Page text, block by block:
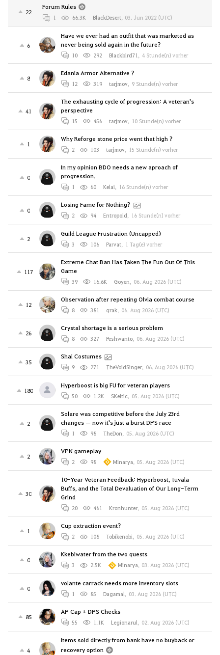
22
Forum Rules
1 66.3K BlackDesert, 03. Jun 2022 (UTC)
6
Have we ever had an outfit that was marketed as
never being sold again in the future?
10 292 Blackbird71 , 4 Stunde(n) vorher
8
Edania Armor Alternative ?
12 319 tarjmov, 9 Stunde(n) vorher
41
The exhausting cycle of progression: A veteran's
perspective
15 456 tarjmov, 10 Stunde(n) vorher
1
Why Reforge stone price went that high ?
2 103 tarjmov, 15 Stunde(n) vorher
0
In my opinion BDO needs a new aproach of
progression.
1 60 Kelai, 16 Stunde(n) vorher
0
Losing Fame for Nothing?
2 94 Entropoid, 16 Stunde(n) vorher
2
Guild League Frustration (Uncapped)
3 106 Parvat, 1 Tag(e) vorher
117
Extreme Chat Ban Has Taken The Fun Out Of This
Game
39 16.6K Goyen, 06. Aug 2026 (UTC)
12
Observation after repeating Olvia combat course
8 381 qrak, 06. Aug 2026 (UTC)
26
Crystal shortage is a serious problem
8 327 Peshwanto, 06. Aug 2026 (UTC)
35
Shai Costumes
9 271 TheVoidSinger, 06. Aug 2026 (UTC)
180
Hyperboost is big FU for veteran players
50 1.2K SKeltic, 05. Aug 2026 (UTC)
2
Solare was competitive before the July 23rd
changes — now it's just a burst DPS race
1 98 TheDon, 05. Aug 2026 (UTC)
2
VPN gameplay
2 98 Minarya, 05. Aug 2026 (UTC)
30
10-Year Veteran Feedback: Hyperboost, Tuvala
Buffs, and the Total Devaluation of Our Long-Term
Grind
20 461 Kronhunter, 05. Aug 2026 (UTC)
1
Cup extraction event?
2 108 Tobikenobi, 05. Aug 2026 (UTC)
0
Kkebiwater from the two quests
3 2.5K Minarya, 03. Aug 2026 (UTC)
0
volante carrack needs more inventory slots
1 85 Dagamal, 03. Aug 2026 (UTC)
85
AP Cap + DPS Checks
55 1.1K Legionarul, 02. Aug 2026 (UTC)
4
Items sold directly from bank have no buyback or
recovery option